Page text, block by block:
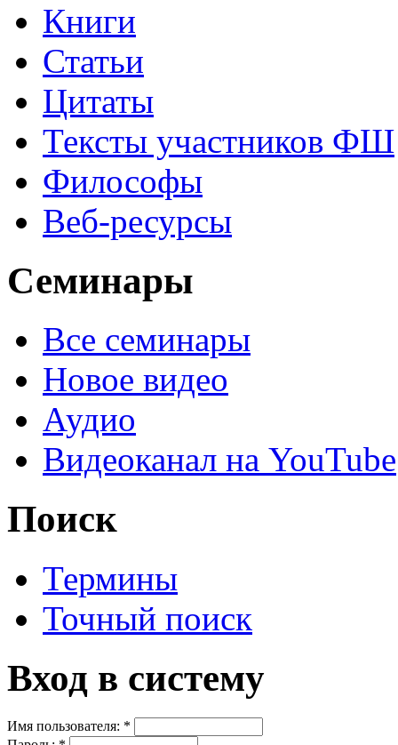
Книги
Статьи
Цитаты
Тексты участников ФШ
Философы
Веб-ресурсы
Семинары
Все семинары
Новое видео
Аудио
Видеоканал на YouTube
Поиск
Термины
Точный поиск
Вход в систему
Имя пользователя: *